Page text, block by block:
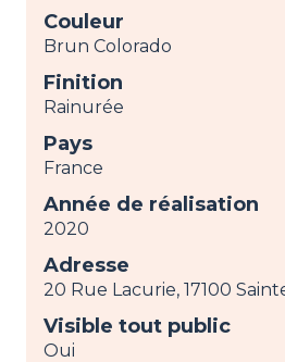
Couleur
Brun Colorado
Finition
Rainurée
Pays
France
Année de réalisation
2020
Adresse
20 Rue Lacurie, 17100
Visible tout public
Oui